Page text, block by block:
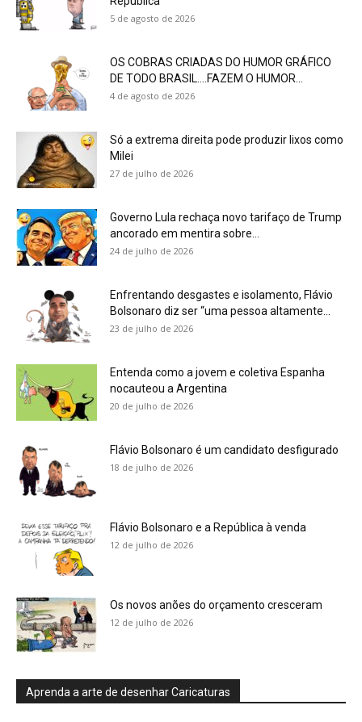
5 de agosto de 2026
OS COBRAS CRIADAS DO HUMOR GRÁFICO
DE TODO BRASIL….FAZEM O HUMOR...
4 de agosto de 2026
Só a extrema direita pode produzir lixos como
Milei
27 de julho de 2026
Governo Lula rechaça novo tarifaço de Trump
ancorado em mentira sobre...
24 de julho de 2026
Enfrentando desgastes e isolamento, Flávio
Bolsonaro diz ser “uma pessoa altamente...
23 de julho de 2026
Entenda como a jovem e coletiva Espanha
nocauteou a Argentina
20 de julho de 2026
Flávio Bolsonaro é um candidato desfigurado
18 de julho de 2026
Flávio Bolsonaro e a República à venda
12 de julho de 2026
Os novos anões do orçamento cresceram
12 de julho de 2026
Aprenda a arte de desenhar Caricaturas